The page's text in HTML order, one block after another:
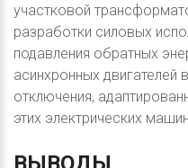
участковой
разработки силовых
подавления обратных
асинхронных двигателей
отключения,
этих электрических машин.